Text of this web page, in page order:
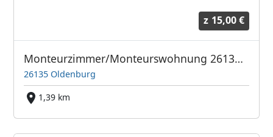
z 15,00 €
Monteurzimmer/Monteurswohnung 26135 Oldenburg
26135 Oldenburg
1,39 km